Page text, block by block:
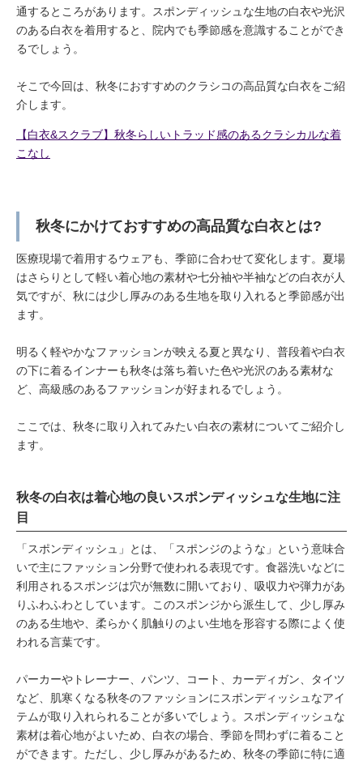
通するところがあります。スポンディッシュな生地の白衣や光沢
のある白衣を着用すると、院内でも季節感を意識することができ
るでしょう。
そこで今回は、秋冬におすすめのクラシコの高品質な白衣をご紹
介します。
【白衣&スクラブ】秋冬らしいトラッド感のあるクラシカルな着
こなし
秋冬にかけておすすめの高品質な白衣とは?
医療現場で着用するウェアも、季節に合わせて変化します。夏場
はさらりとして軽い着心地の素材や七分袖や半袖などの白衣が人
気ですが、秋には少し厚みのある生地を取り入れると季節感が出
ます。
明るく軽やかなファッションが映える夏と異なり、普段着や白衣
の下に着るインナーも秋冬は落ち着いた色や光沢のある素材な
ど、高級感のあるファッションが好まれるでしょう。
ここでは、秋冬に取り入れてみたい白衣の素材についてご紹介し
ます。
秋冬の白衣は着心地の良いスポンディッシュな生地に注
目
「スポンディッシュ」とは、「スポンジのような」という意味合
いで主にファッション分野で使われる表現です。食器洗いなどに
利用されるスポンジは穴が無数に開いており、吸収力や弾力があ
りふわふわとしています。このスポンジから派生して、少し厚み
のある生地や、柔らかく肌触りのよい生地を形容する際によく使
われる言葉です。
パーカーやトレーナー、パンツ、コート、カーディガン、タイツ
など、肌寒くなる秋冬のファッションにスポンディッシュなアイ
テムが取り入れられることが多いでしょう。スポンディッシュな
素材は着心地がよいため、白衣の場合、季節を問わずに着ること
ができます。ただし、少し厚みがあるため、秋冬の季節に特に適